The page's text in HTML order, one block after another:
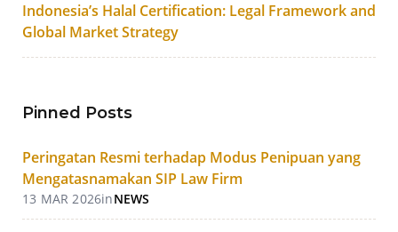
Indonesia’s Halal Certification: Legal Framework and
Global Market Strategy
Pinned Posts
Peringatan Resmi terhadap Modus Penipuan yang
Mengatasnamakan SIP Law Firm
13 MAR 2026inNEWS